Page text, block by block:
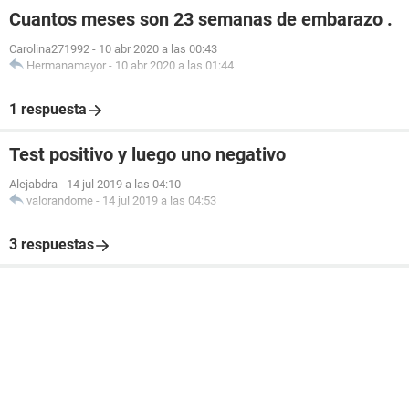
Cuantos meses son 23 semanas de embarazo .
Carolina271992 - 10 abr 2020 a las 00:43
Hermanamayor - 10 abr 2020 a las 01:44
1 respuesta
Test positivo y luego uno negativo
Alejabdra - 14 jul 2019 a las 04:10
valorandome - 14 jul 2019 a las 04:53
3 respuestas